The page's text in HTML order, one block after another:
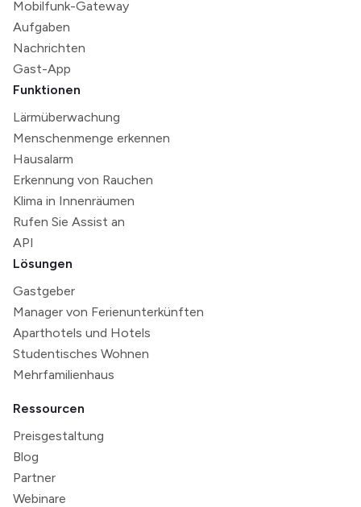
Mobilfunk-Gateway
Aufgaben
Nachrichten
Gast-App
Funktionen
Lärmüberwachung
Menschenmenge erkennen
Hausalarm
Erkennung von Rauchen
Klima in Innenräumen
Rufen Sie Assist an
API
Lösungen
Gastgeber
Manager von Ferienunterkünften
Aparthotels und Hotels
Studentisches Wohnen
Mehrfamilienhaus
Ressourcen
Preisgestaltung
Blog
Partner
Webinare